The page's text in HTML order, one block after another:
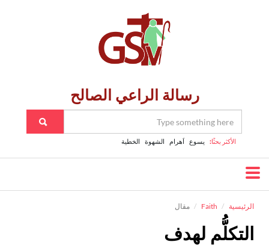
رسالة الراعي الصالح
الأكثر بحثًا: يسوع اَهرام الشهوة الخطية
الرئيسية Faith مقال
التكلُّم لهدف